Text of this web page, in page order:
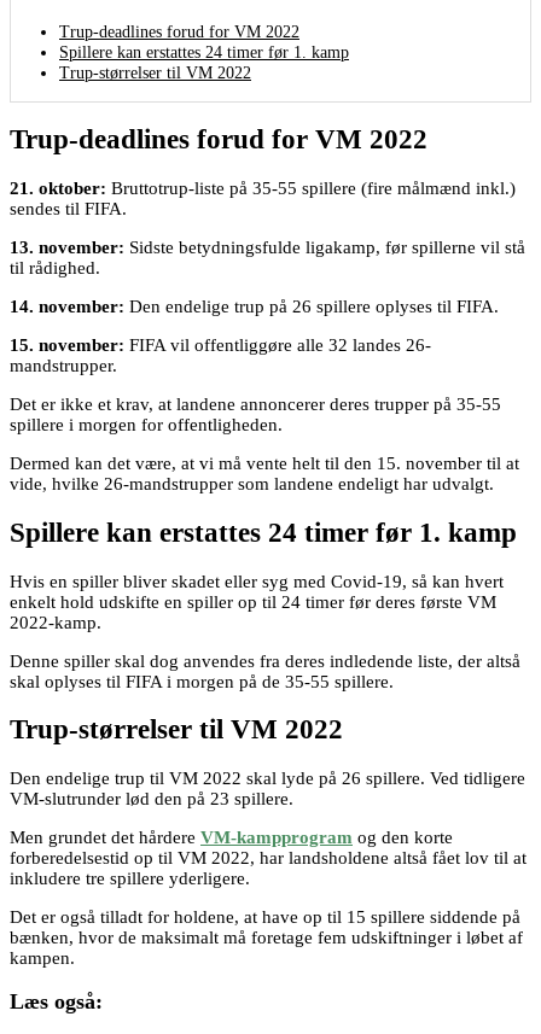
Trup-deadlines forud for VM 2022
Spillere kan erstattes 24 timer før 1. kamp
Trup-størrelser til VM 2022
Trup-deadlines forud for VM 2022
21. oktober: Bruttotrup-liste på 35-55 spillere (fire målmænd inkl.)
sendes til FIFA.
13. november: Sidste betydningsfulde ligakamp, før spillerne vil stå
til rådighed.
14. november: Den endelige trup på 26 spillere oplyses til FIFA.
15. november: FIFA vil offentliggøre alle 32 landes 26-
mandstrupper.
Det er ikke et krav, at landene annoncerer deres trupper på 35-55
spillere i morgen for offentligheden.
Dermed kan det være, at vi må vente helt til den 15. november til at
vide, hvilke 26-mandstrupper som landene endeligt har udvalgt.
Spillere kan erstattes 24 timer før 1. kamp
Hvis en spiller bliver skadet eller syg med Covid-19, så kan hvert
enkelt hold udskifte en spiller op til 24 timer før deres første VM
2022-kamp.
Denne spiller skal dog anvendes fra deres indledende liste, der altså
skal oplyses til FIFA i morgen på de 35-55 spillere.
Trup-størrelser til VM 2022
Den endelige trup til VM 2022 skal lyde på 26 spillere. Ved tidligere
VM-slutrunder lød den på 23 spillere.
Men grundet det hårdere VM-kampprogram og den korte
forberedelsestid op til VM 2022, har landsholdene altså fået lov til at
inkludere tre spillere yderligere.
Det er også tilladt for holdene, at have op til 15 spillere siddende på
bænken, hvor de maksimalt må foretage fem udskiftninger i løbet af
kampen.
Læs også: